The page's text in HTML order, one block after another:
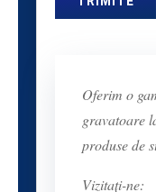
Oferim o
gravatoare
produse de
Vizitați-ne: